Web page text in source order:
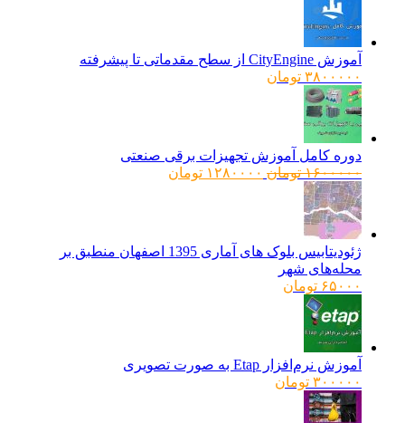
آموزش CityEngine از سطح مقدماتی تا پیشرفته
۳۸۰۰۰۰۰ تومان
دوره کامل آموزش تجهیزات برقی صنعتی
۱۶۰۰۰۰۰ تومانقیمت
۱۲۸۰۰۰۰ تومانقیمت
ژئودیتابیس بلوک های آماری 1395 اصفهان منطبق بر
محله‌های شهر
۶۵۰۰۰ تومان
آموزش نرم‌افزار Etap به صورت تصویری
۳۰۰۰۰۰ تومان